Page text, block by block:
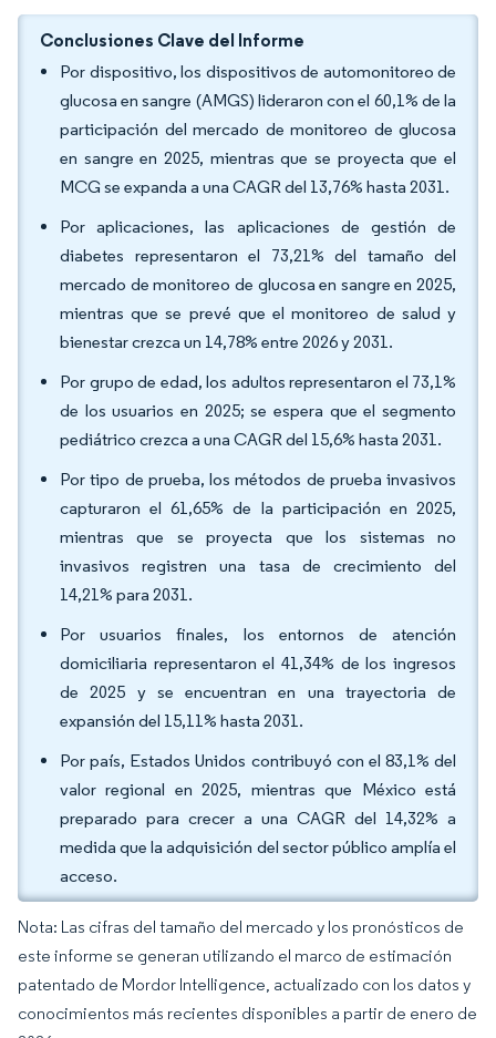
Conclusiones Clave del Informe
Por dispositivo, los dispositivos de automonitoreo de
glucosa en sangre (AMGS) lideraron con el 60,1% de la
participación del mercado de monitoreo de glucosa
en sangre en 2025, mientras que se proyecta que el
MCG se expanda a una CAGR del 13,76% hasta 2031.
Por aplicaciones, las aplicaciones de gestión de
diabetes representaron el 73,21% del tamaño del
mercado de monitoreo de glucosa en sangre en 2025,
mientras que se prevé que el monitoreo de salud y
bienestar crezca un 14,78% entre 2026 y 2031.
Por grupo de edad, los adultos representaron el 73,1%
de los usuarios en 2025; se espera que el segmento
pediátrico crezca a una CAGR del 15,6% hasta 2031.
Por tipo de prueba, los métodos de prueba invasivos
capturaron el 61,65% de la participación en 2025,
mientras que se proyecta que los sistemas no
invasivos registren una tasa de crecimiento del
14,21% para 2031.
Por usuarios finales, los entornos de atención
domiciliaria representaron el 41,34% de los ingresos
de 2025 y se encuentran en una trayectoria de
expansión del 15,11% hasta 2031.
Por país, Estados Unidos contribuyó con el 83,1% del
valor regional en 2025, mientras que México está
preparado para crecer a una CAGR del 14,32% a
medida que la adquisición del sector público amplía el
acceso.
Nota: Las cifras del tamaño del mercado y los pronósticos de
este informe se generan utilizando el marco de estimación
patentado de Mordor Intelligence, actualizado con los datos y
conocimientos más recientes disponibles a partir de enero de